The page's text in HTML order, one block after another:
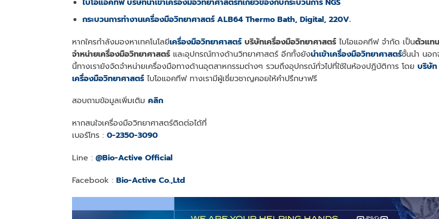
ไบโอแอคทีฟ บริษัทนำเข้าเครื่องมือวิทยาศาสตร์ที่เกี่ยวข้องกับกระบวนการ NGS
กระบวนการทำงานเครื่องมือวิทยาศาสตร์ ALB64 Thermo Bath, Digital, 220V.
หากใครกำลังมองหาเทคโนโลยีเครื่องมือวิทยาศาสตร์ บริษัทเครื่องมือวิทยาศาสตร์ ไบโอแอคทีฟ จำกัด เป็นตัวแทน
จำหน่ายเครื่องมือวิทยาศาสตร์ และอุปกรณ์ทางด้านวิทยาศาสตร์ อีกทั้งยังนำเข้าเครื่องมือวิทยาศาสตร์ชั้นนำ นอก
นี้ทางเรายังจัดจำหน่ายเครื่องมือทางด้านอุตสาหกรรมต่างๆ รวมถึงอุปกรณ์ทั่วไปที่ใช้ในห้องปฏิบัติการ โดย บริษัท
เครื่องมือวิทยาศาสตร์ ไบโอแอคทีฟ ทางเรามีผู้เชี่ยวชาญคอยให้คำปรึกษาฟรี
สอบถามข้อมูลเพิ่มเติม คลิก
หากสนใจเครื่องมือวิทยาศาสตร์ติดต่อได้ที่
เบอร์โทร : 0-2350-3090
Line : @Bio-Active Official
Facebook : Bio-Active Co.,Ltd